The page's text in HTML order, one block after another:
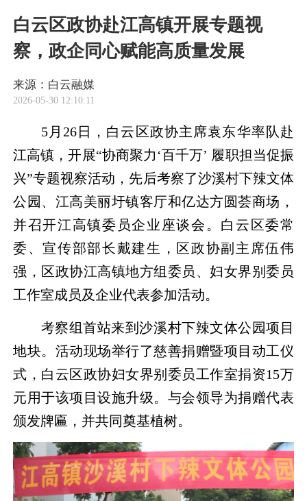
白云区政协赴江高镇开展专题视
察，政企同心赋能高质量发展
来源：白云融媒
2026-05-30 12:10:11
5月26日，白云区政协主席袁东华率队赴
江高镇，开展“协商聚力‘百千万’ 履职担当促振
兴”专题视察活动，先后考察了沙溪村下辣文体
公园、江高美丽圩镇客厅和亿达方圆荟商场，
并召开江高镇委员企业座谈会。白云区委常
委、宣传部部长戴建生，区政协副主席伍伟
强，区政协江高镇地方组委员、妇女界别委员
工作室成员及企业代表参加活动。
考察组首站来到沙溪村下辣文体公园项目
地块。活动现场举行了慈善捐赠暨项目动工仪
式，白云区政协妇女界别委员工作室捐资15万
元用于该项目设施升级。与会领导为捐赠代表
颁发牌匾，并共同奠基植树。